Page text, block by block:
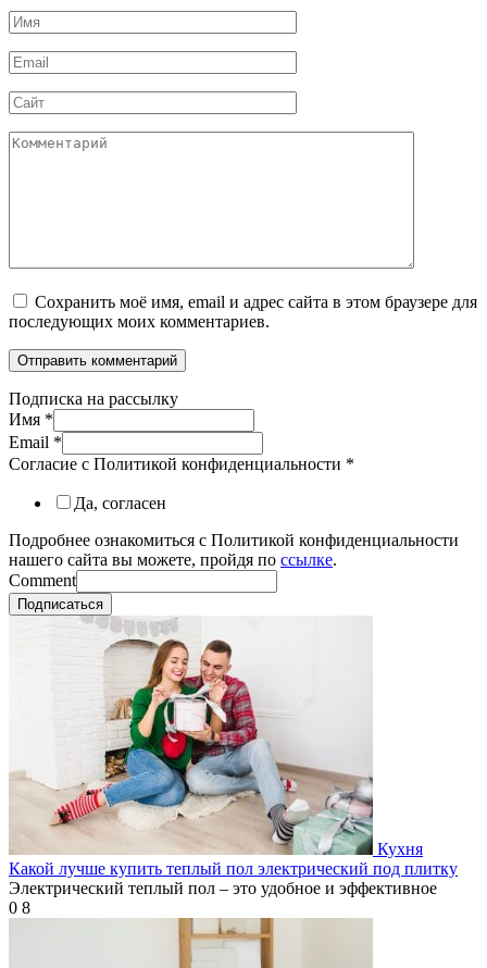
Имя
*
Email
*
Сайт
Комментарий
Сохранить моё имя, email и адрес сайта в этом браузере для
последующих моих комментариев.
Подписка на рассылку
Имя *
Email *
Согласие с Политикой конфиденциальности *
Да, согласен
Подробнее ознакомиться с Политикой конфиденциальности
нашего сайта вы можете, пройдя по ссылке.
Comment
Подписаться
Кухня
Какой лучше купить теплый пол электрический под плитку
Электрический теплый пол – это удобное и эффективное
0 8